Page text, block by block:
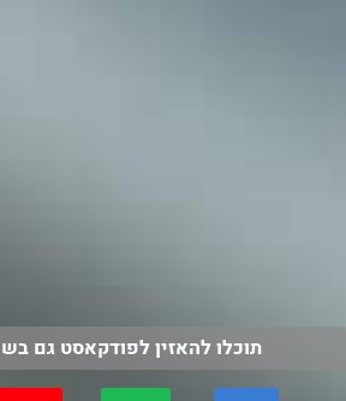
תוכלו להאזין לפודקאסט גם